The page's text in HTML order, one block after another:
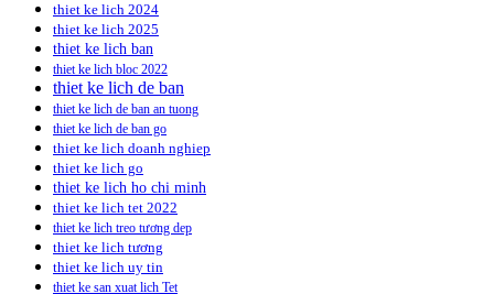
thiet ke lich 2024
thiet ke lich 2025
thiet ke lich ban
thiet ke lich bloc 2022
thiet ke lich de ban
thiet ke lich de ban an tuong
thiet ke lich de ban go
thiet ke lich doanh nghiep
thiet ke lich go
thiet ke lich ho chi minh
thiet ke lich tet 2022
thiet ke lich treo tương dep
thiet ke lich tương
thiet ke lich uy tin
thiet ke san xuat lich Tet